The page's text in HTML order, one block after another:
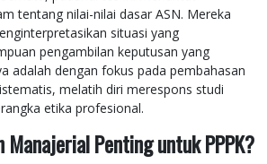
tentang nilai-nilai dasar ASN. Mereka
situasi yang
pengambilan keputusan yang
adalah dengan fokus pada pembahasan
melatih diri merespons studi
etika profesional.
Manajerial Penting untuk PPPK?